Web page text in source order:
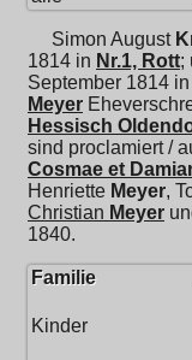
Simon August
1814 in Nr.1, Rott;
September 1814 in
Meyer
Hessisch
sind proclamiert /
Cosmae et
Henriette Meyer,
Christian Meyer
1840.
Familie
Kinder